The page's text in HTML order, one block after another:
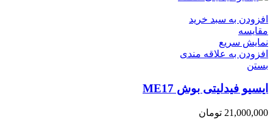
افزودن به سبد خرید
مقایسه
نمایش سریع
افزودن به علاقه مندی
بستن
ایسیو فیدلیتی بوش ME17
21,000,000 تومان